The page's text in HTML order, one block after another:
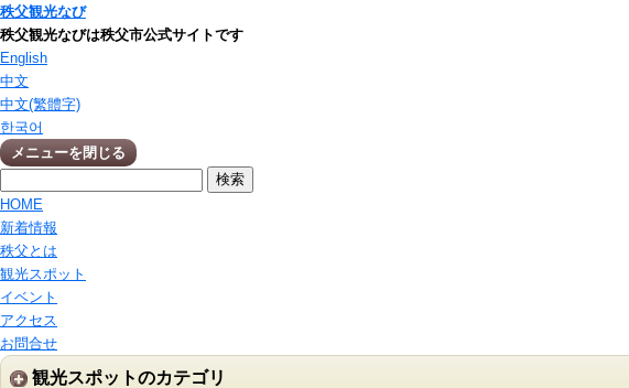
秩父観光なび
秩父観光なびは秩父市公式サイトです
English
中文
中文(繁體字)
한국어
メニューを閉じる
HOME
新着情報
秩父とは
観光スポット
イベント
アクセス
お問合せ
観光スポットのカテゴリ